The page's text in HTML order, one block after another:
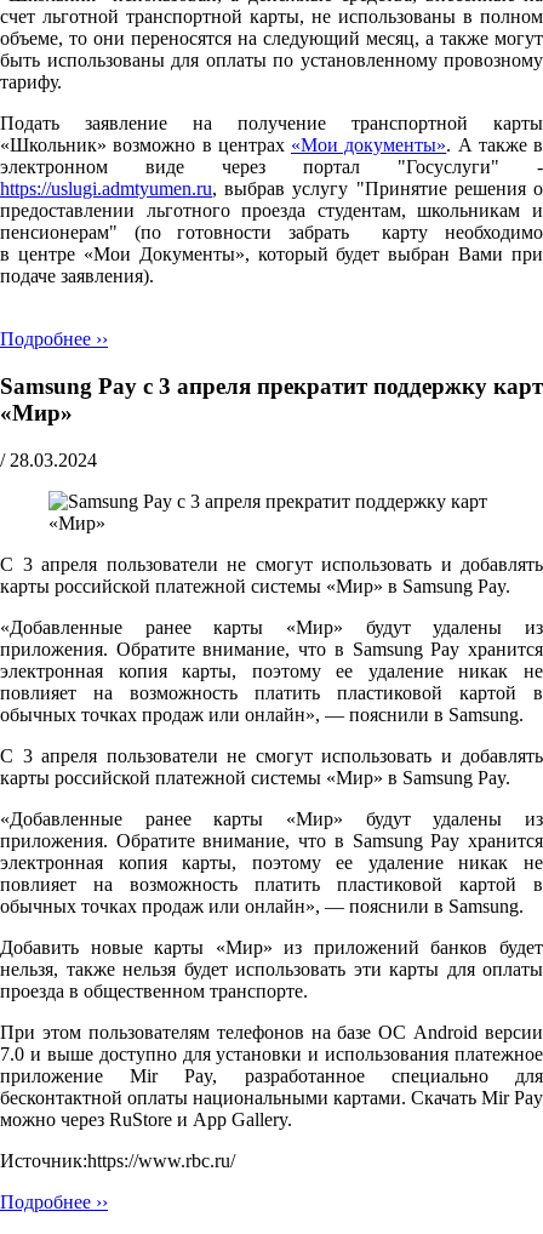
счет льготной транспортной карты, не использованы в полном
объеме, то они переносятся на следующий месяц, а также могут
быть использованы для оплаты по установленному провозному
тарифу.
Подать заявление на получение транспортной карты
«Школьник» возможно в центрах «Мои документы». А также в
электронном виде через портал "Госуслуги" -
https://uslugi.admtyumen.ru, выбрав услугу "Принятие решения о
предоставлении льготного проезда студентам, школьникам и
пенсионерам" (по готовности забрать карту необходимо
в центре «Мои Документы», который будет выбран Вами при
подаче заявления).
Подробнее ››
Samsung Pay с 3 апреля прекратит поддержку карт
«Мир»
/ 28.03.2024
С 3 апреля пользователи не смогут использовать и добавлять
карты российской платежной системы «Мир» в Samsung Pay.
«Добавленные ранее карты «Мир» будут удалены из
приложения. Обратите внимание, что в Samsung Pay хранится
электронная копия карты, поэтому ее удаление никак не
повлияет на возможность платить пластиковой картой в
обычных точках продаж или онлайн», — пояснили в Samsung.
С 3 апреля пользователи не смогут использовать и добавлять
карты российской платежной системы «Мир» в Samsung Pay.
«Добавленные ранее карты «Мир» будут удалены из
приложения. Обратите внимание, что в Samsung Pay хранится
электронная копия карты, поэтому ее удаление никак не
повлияет на возможность платить пластиковой картой в
обычных точках продаж или онлайн», — пояснили в Samsung.
Добавить новые карты «Мир» из приложений банков будет
нельзя, также нельзя будет использовать эти карты для оплаты
проезда в общественном транспорте.
При этом пользователям телефонов на базе ОС Android версии
7.0 и выше доступно для установки и использования платежное
приложение Mir Pay, разработанное специально для
бесконтактной оплаты национальными картами. Скачать Mir Pay
можно через RuStore и App Gallery.
Источник:https://www.rbc.ru/
Подробнее ››